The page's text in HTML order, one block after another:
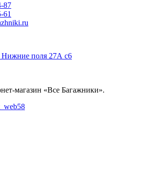
87
61
Нижние поля 27А с6
магазин «Все Багажники».